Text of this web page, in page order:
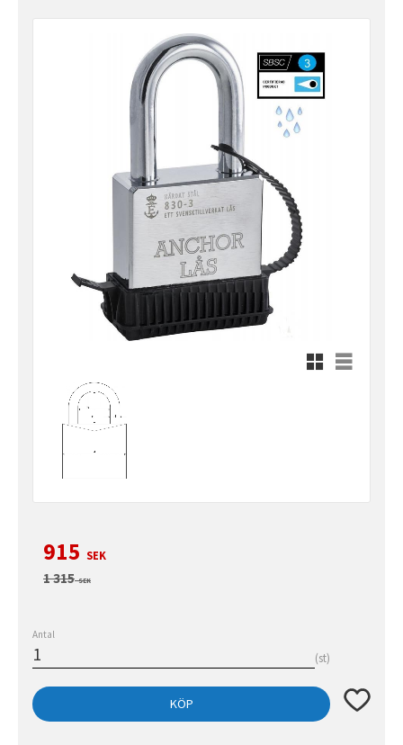
Rutnätsvy
Listvy
Nedsatt pris:
915 SEK
Ordinarie pris:
1 315SEK
Antal
st
KÖP Lägg till